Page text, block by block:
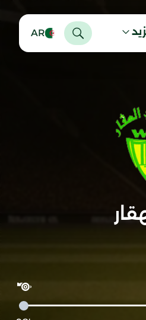
AR